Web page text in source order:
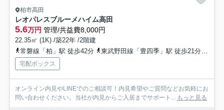
柏市高田
レオパレスブルーメハイム高田
5.6万円 管理/共益費8,000円
22.35㎡ (1K) /築22年 /2階建
常磐線「柏」駅 徒歩42分
東武野田線「豊四季」駅 徒歩21分
宅配ボックス
オンライン内見やLINEでのご相談可！内見希望やご質問などお気軽にお
問い合わせください。当社が内見からご入居までサポート... もっと見る